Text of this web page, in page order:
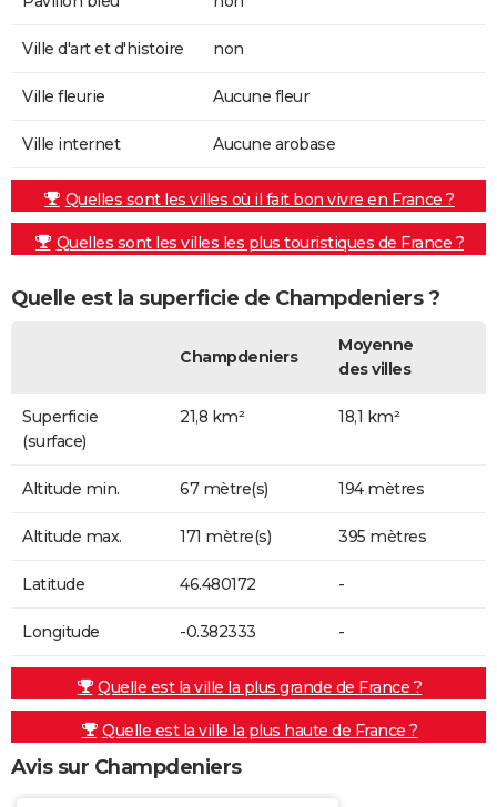
Ville d'art et d'histoire non
Ville fleurie Aucune fleur
Ville internet Aucune arobase
Quelles sont les villes où il fait bon vivre en France ?
Quelles sont les villes les plus touristiques de France ?
Quelle est la superficie de Champdeniers ?
Champdeniers
Moyenne
des villes
Superficie
(surface)
21,8 km² 18,1 km²
Altitude min. 67 mètre(s) 194 mètres
Altitude max. 171 mètre(s) 395 mètres
Latitude 46.480172 -
Longitude -0.382333 -
Quelle est la ville la plus grande de France ?
Quelle est la ville la plus haute de France ?
Avis sur Champdeniers